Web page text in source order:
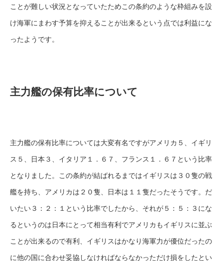
ことが難しい状況となっていたためこの条約のような枠組みを設
け海軍にまわす予算を抑えることが出来るという点では利益にな
ったようです。
主力艦の保有比率について
主力艦の保有比率については大変有名ですがアメリカ５、イギリ
ス５、日本３、イタリア１．６７、フランス１．６７という比率
となりました。この条約が結ばれるまではイギリスは３０隻の戦
艦を持ち、アメリカは２０隻、日本は１１隻だったそうです。だ
いたい３：２：１という比率でしたから、それが５：５：３にな
るというのは日本にとって相当有利でアメリカもイギリスに並ぶ
ことが出来るので有利、イギリスはかなり海軍力が優位だったの
に他の国に合わせ妥協しなければならなかっただけ損をしたとい